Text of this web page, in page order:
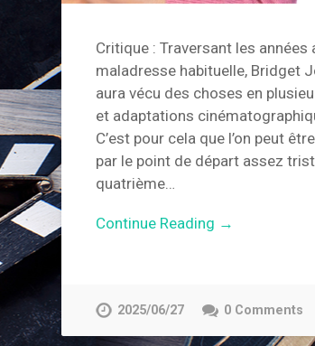
Critique : Traversant les années
maladresse habituelle, Bridget
aura vécu des choses en
et adaptations
C’est pour cela que l’on peut
par le point de départ assez
quatrième…
Continue Reading →
2025/06/27 0 Comments